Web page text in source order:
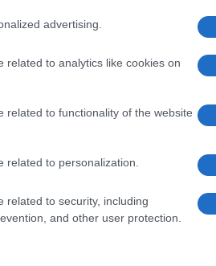
advertising.
related to analytics like cookies on
related to functionality of the website
related to personalization.
related to security, including
and other user protection.
menù del sito o